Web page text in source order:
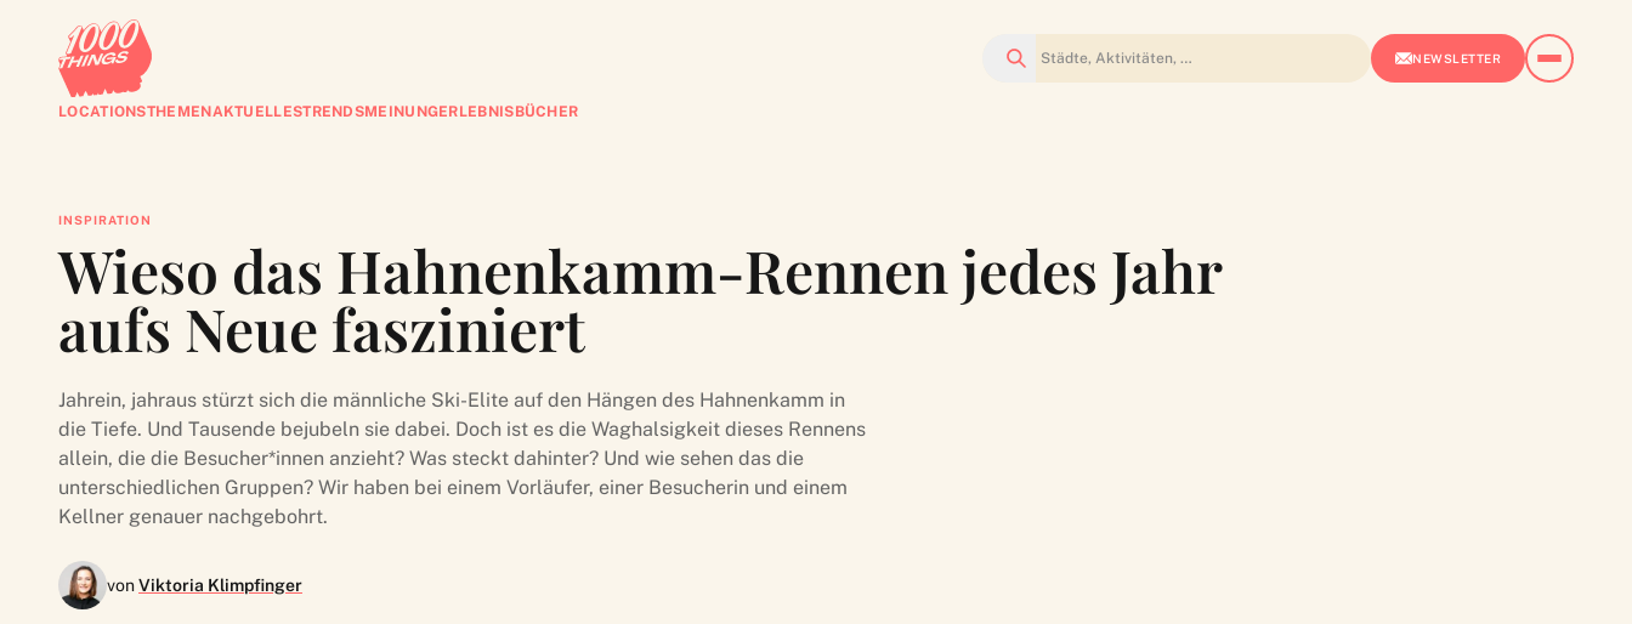
Suchen NEWSLETTER
LOCATIONSTHEMENAKTUELLESTRENDSMEINUNGERLEBNISBÜCHER
INSPIRATION
Wieso das Hahnenkamm-Rennen jedes Jahr
aufs Neue fasziniert
Jahrein, jahraus stürzt sich die männliche Ski-Elite auf den Hängen des Hahnenkamm in
die Tiefe. Und Tausende bejubeln sie dabei. Doch ist es die Waghalsigkeit dieses Rennens
allein, die die Besucher*innen anzieht? Was steckt dahinter? Und wie sehen das die
unterschiedlichen Gruppen? Wir haben bei einem Vorläufer, einer Besucherin und einem
Kellner genauer nachgebohrt.
vonViktoria Klimpfinger